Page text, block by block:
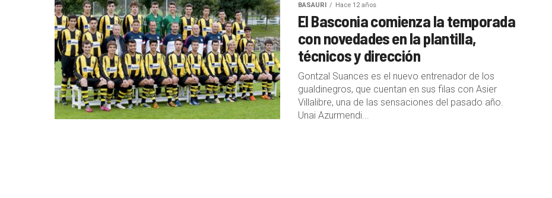
BASAURI Hace 12 años
El Basconia comienza la temporada
con novedades en la plantilla,
técnicos y dirección
Gontzal Suances es el nuevo entrenador de los
gualdinegros, que cuentan en sus filas con Asier
Villalibre, una de las sensaciones del pasado año.
Unai Azurmendi...